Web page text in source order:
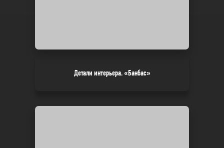
Детали интерьера. «Банбас»